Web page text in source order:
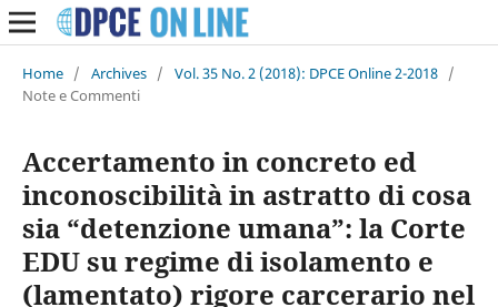
Home / Archives / Vol. 35 No. 2 (2018): DPCE Online 2-2018 /
Note e Commenti
Accertamento in concreto ed
inconoscibilità in astratto di cosa
sia “detenzione umana”: la Corte
EDU su regime di isolamento e
(lamentato) rigore carcerario nel